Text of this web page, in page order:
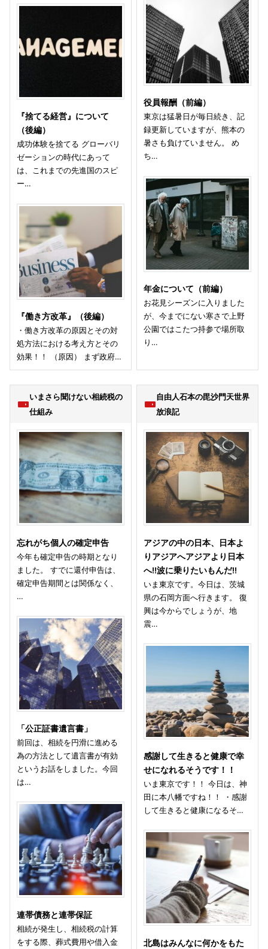
『捨てる経営』について
（後編）
成功体験を捨てる グローバリ
ゼーションの時代にあって
は、これまでの先進国のスピ
ー…
『働き方改革』（後編）
・働き方改革の原因とその対
処方法における考え方とその
効果！！ （原因） まず政府…
役員報酬（前編）
東京は猛暑日が毎日続き、記
録更新していますが、熊本の
暑さも負けていません。 め
ち…
年金について（前編）
お花見シーズンに入りました
が、今までにない寒さで上野
公園ではこたつ持参で場所取
り…
いまさら聞けない相続税の
仕組み
忘れがち個人の確定申告
今年も確定申告の時期となり
ました。 すでに還付申告は、
確定申告期間とは関係なく、
…
「公正証書遺言書」
前回は、相続を円滑に進める
為の方法として遺言書が有効
というお話をしました。今回
は…
連帯債務と連帯保証
相続が発生し、相続税の計算
をする際、葬式費用や借入金
自由人石本の毘沙門天世界
放浪記
アジアの中の日本、日本よ
りアジアへアジアより日本
へ!!波に乗りたいもんだ!!
いま東京です。今日は、茨城
県の石岡方面へ行きます。 復
興は今からでしょうが、地
震…
感謝して生きると健康で幸
せになれるそうです！！
いま東京です！！ 今日は、神
田に本八幡ですね！！ ・感謝
して生きると健康になるそ…
北島はみんなに何かをもた